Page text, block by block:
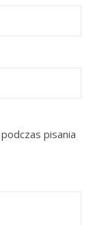
pisania